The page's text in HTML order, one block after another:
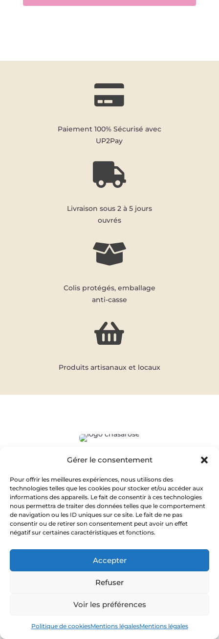
Gérer le consentement
Pour offrir les meilleures expériences, nous utilisons des
technologies telles que les cookies pour stocker et/ou accéder aux
informations des appareils. Le fait de consentir à ces technologies
nous permettra de traiter des données telles que le comportement
de navigation ou les ID uniques sur ce site. Le fait de ne pas
consentir ou de retirer son consentement peut avoir un effet
négatif sur certaines caractéristiques et fonctions.
Accepter
Refuser
Voir les préférences
Politique de cookiesMentions légalesMentions légales

Paiement 100% Sécurisé avec
UP2Pay

Livraison sous 2 à 5 jours
ouvrés

Colis protégés, emballage
anti-casse

Produits artisanaux et locaux
Box apéro, coffrets gourmands, spiritueux :
Contact
FAQ
Blog
Mentions légales
Conditions générales de vente
Politique de cookies (UE)
J’ai soif